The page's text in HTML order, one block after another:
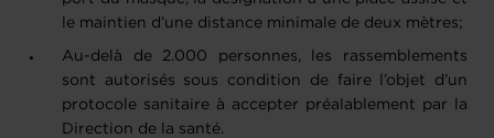
le maintien d’une distance minimale de deux mètres;
Au-delà de 2.000 personnes, les rassemblements
sont autorisés sous condition de faire l’objet d’un
protocole sanitaire à accepter préalablement par la
Direction de la santé.